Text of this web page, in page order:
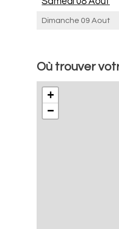
Dimanche 09 Aout
Où trouver
+
−